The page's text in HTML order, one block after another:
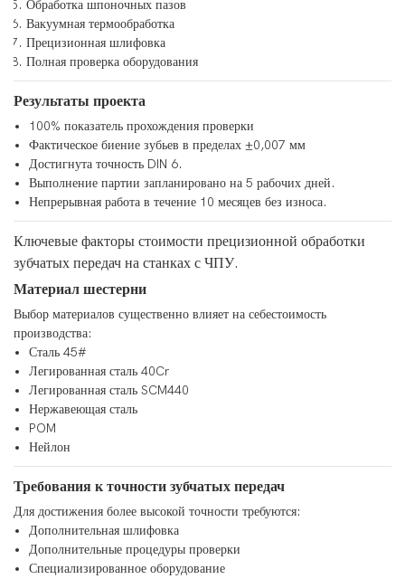
Обработка шпоночных пазов
Вакуумная термообработка
Прецизионная шлифовка
Полная проверка оборудования
Результаты проекта
100% показатель прохождения проверки
Фактическое биение зубьев в пределах ±0,007 мм
Достигнута точность DIN 6.
Выполнение партии запланировано на 5 рабочих дней.
Непрерывная работа в течение 10 месяцев без износа.
Ключевые факторы стоимости прецизионной обработки
зубчатых передач на станках с ЧПУ.
Материал шестерни
Выбор материалов существенно влияет на себестоимость
производства:
Сталь 45#
Легированная сталь 40Cr
Легированная сталь SCM440
Нержавеющая сталь
POM
Нейлон
Требования к точности зубчатых передач
Для достижения более высокой точности требуются:
Дополнительная шлифовка
Дополнительные процедуры проверки
Специализированное оборудование